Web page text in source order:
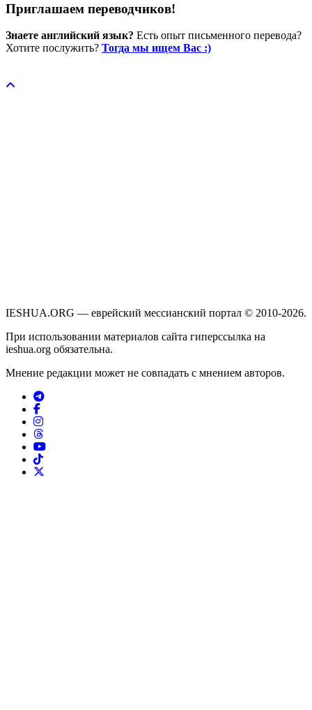
Приглашаем переводчиков!
Знаете английский язык? Есть опыт письменного перевода?
Хотите послужить? Тогда мы ищем Вас :)
IESHUA.ORG — еврейский мессианский портал © 2010-2026.
При использовании материалов сайта гиперссылка на
ieshua.org обязательна.
Мнение редакции может не совпадать с мнением авторов.